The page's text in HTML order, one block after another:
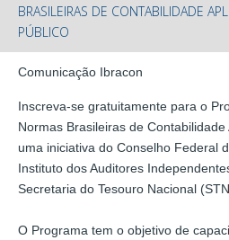
BRASILEIRAS DE CONTABILIDADE
PÚBLICO
Comunicação Ibracon
Inscreva-se gratuitamente para o
Normas Brasileiras de Contabilidade
uma iniciativa do Conselho Federal
Instituto dos Auditores
Secretaria do Tesouro Nacional
O Programa tem o objetivo de